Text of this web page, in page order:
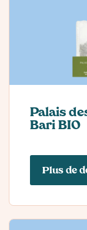
Palais
Bari BIO
Plus de